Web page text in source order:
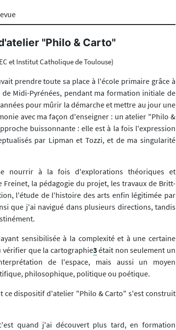
"Philo & Carto"
et Institut Catholique de Toulouse)
prendre toute sa place à l'école primaire grâce à
de Midi-Pyrénées, pendant ma formation initiale de
pour mûrir la démarche et mettre au jour une
avec ma façon d'enseigner : un atelier "Philo &
buissonnante : elle est à la fois l'expression
par Lipman et Tozzi, et de ma singularité
nourrir à la fois d'explorations théoriques et
la pédagogie du projet, les travaux de Britt-
l'étude de l'histoire des arts enfin légitimée par
que j'ai navigué dans plusieurs directions, tandis
sensibilisée à la complexité et à une certaine
que la cartographie3était non seulement un
de l'espace, mais aussi un moyen
philosophique, politique ou poétique.
ce dispositif d'atelier "Philo & Carto" s'est construit
quand j'ai découvert plus tard, en formation